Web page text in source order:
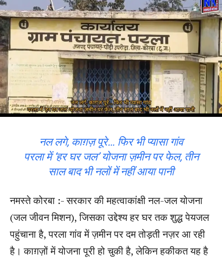
नल लगे, काग़ज़ पूरे… फिर भी प्यासा गांव
परला में ‘हर घर जल’ योजना ज़मीन पर फेल, तीन
साल बाद भी नलों में नहीं आया पानी
नमस्ते कोरबा :- सरकार की महत्वाकांक्षी नल-जल योजना
(जल जीवन मिशन), जिसका उद्देश्य हर घर तक शुद्ध पेयजल
पहुंचाना है, परला गांव में ज़मीन पर दम तोड़ती नज़र आ रही
है। काग़ज़ों में योजना पूरी हो चुकी है, लेकिन हकीकत यह है